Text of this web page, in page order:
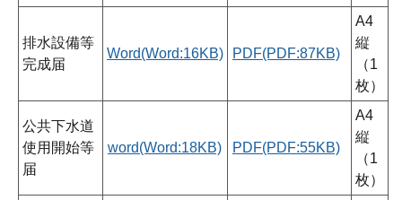
排水設備等
完成届
Word(Word:16KB) PDF(PDF:87KB)
A4
縦
（1
枚）
公共下水道
使用開始等
届
word(Word:18KB) PDF(PDF:55KB)
A4
縦
（1
枚）